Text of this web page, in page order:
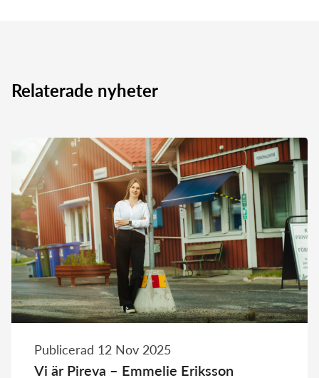
Relaterade nyheter
Publicerad 12 Nov 2025
Vi är Pireva – Emmelie Eriksson